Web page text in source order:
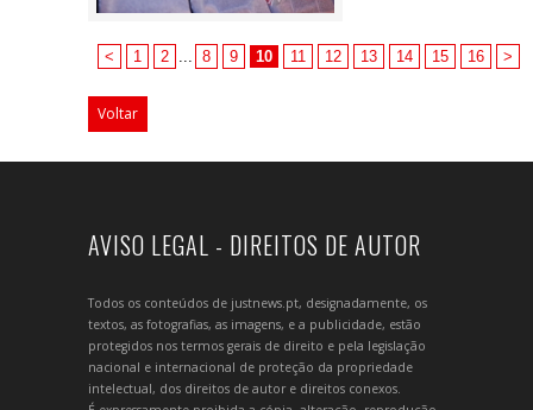
< 1 2 ... 8 9 10 11 12 13 14 15 16 >
Voltar
AVISO LEGAL - DIREITOS DE AUTOR
Todos os conteúdos de justnews.pt, designadamente, os
textos, as fotografias, as imagens, e a publicidade, estão
protegidos nos termos gerais de direito e pela legislação
nacional e internacional de proteção da propriedade
intelectual, dos direitos de autor e direitos conexos.